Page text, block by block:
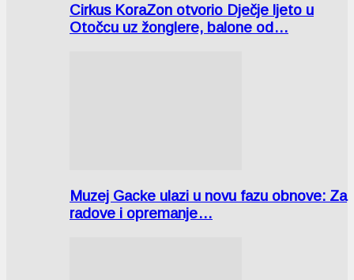
Cirkus KoraZon otvorio Dječje ljeto u
Otočcu uz žonglere, balone od…
Muzej Gacke ulazi u novu fazu obnove: Za
radove i opremanje…